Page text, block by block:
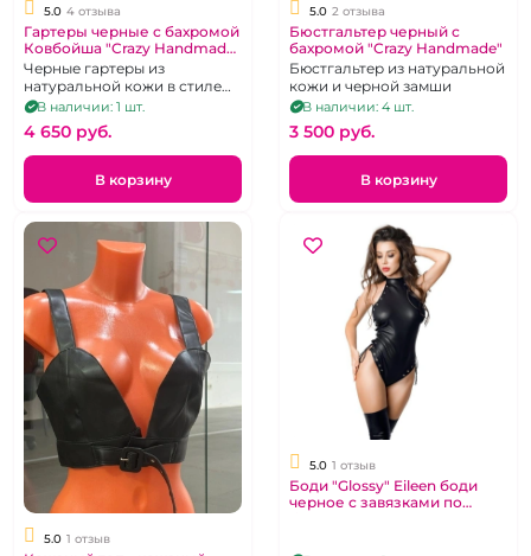
5.0 4 отзыва
Гартеры черные с бахромой
Ковбойша "Crazy Handmade"
Вестерн
Черные гартеры из
натуральной кожи в стиле
вестерн
В наличии: 1 шт.
4 650 pуб.
В корзину
5.0 2 отзыва
Бюстгальтер черный с
бахромой "Crazy Handmade"
Бюстгальтер из натуральной
кожи и черной замши
В наличии: 4 шт.
3 500 pуб.
В корзину
5.0 1 отзыв
5.0 1 отзыв
Боди "Glossy" Eileen боди
черное с завязками по